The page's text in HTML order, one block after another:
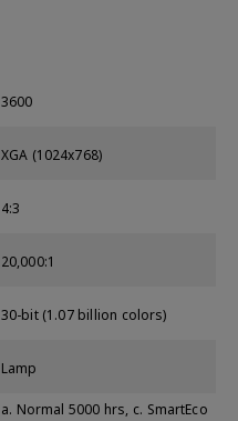
3600
XGA (1024x768)
4:3
20,000:1
30-bit (1.07 billion colors)
Lamp
a. Normal 5000 hrs, c. SmartEco